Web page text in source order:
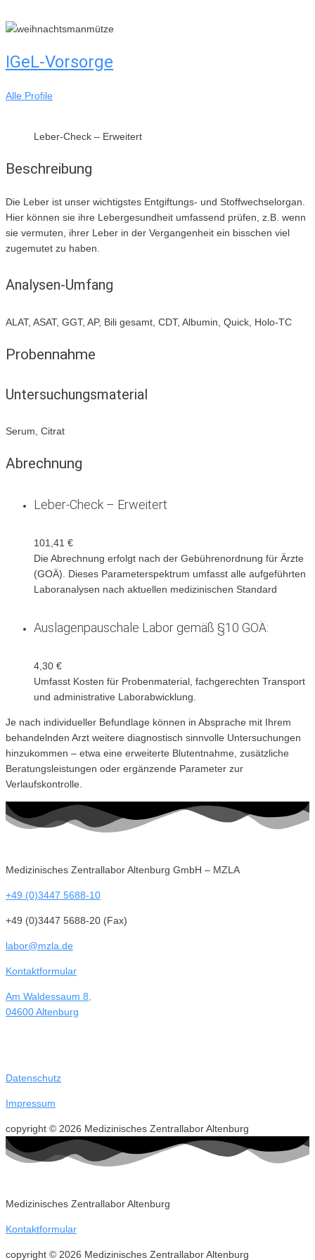
to
IGeL-Vorsorge
Alle Profile
Leber-Check – Erweitert
Beschreibung
Die Leber ist unser wichtigstes Entgiftungs- und Stoffwechselorgan.
Hier können sie ihre Lebergesundheit umfassend prüfen, z.B. wenn
sie vermuten, ihrer Leber in der Vergangenheit ein bisschen viel
zugemutet zu haben.
Analysen-Umfang
ALAT, ASAT, GGT, AP, Bili gesamt, CDT, Albumin, Quick, Holo-TC
Probennahme
Untersuchungsmaterial
Serum, Citrat
Abrechnung
Leber-Check – Erweitert
101,41 €
Die Abrechnung erfolgt nach der Gebührenordnung für Ärzte
(GOÄ). Dieses Parameterspektrum umfasst alle aufgeführten
Laboranalysen nach aktuellen medizinischen Standard
Auslagenpauschale Labor gemäß §10 GOÄ:
4,30 €
Umfasst Kosten für Probenmaterial, fachgerechten Transport
und administrative Laborabwicklung.
Je nach individueller Befundlage können in Absprache mit Ihrem
behandelnden Arzt weitere diagnostisch sinnvolle Untersuchungen
hinzukommen – etwa eine erweiterte Blutentnahme, zusätzliche
Beratungsleistungen oder ergänzende Parameter zur
Verlaufskontrolle.
Medizinisches Zentrallabor Altenburg GmbH – MZLA
+49 (0)3447 5688-10
+49 (0)3447 5688-20 (Fax)
labor@mzla.de
Kontaktformular
Am Waldessaum 8,
04600 Altenburg
Datenschutz
Impressum
copyright © 2026 Medizinisches Zentrallabor Altenburg
Medizinisches Zentrallabor Altenburg
Kontaktformular
copyright © 2026 Medizinisches Zentrallabor Altenburg